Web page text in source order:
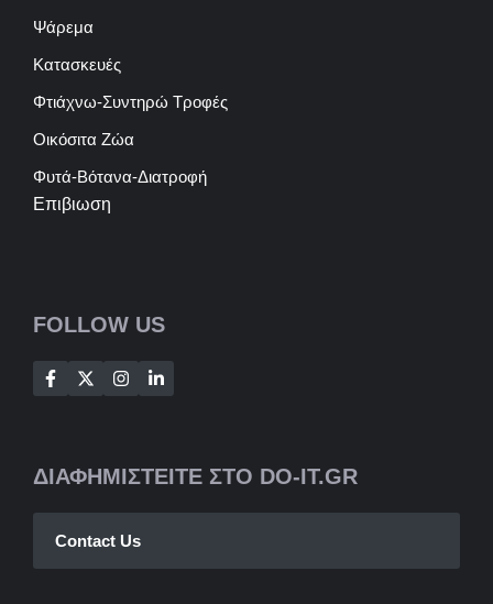
Ψάρεμα
Κατασκευές
Φτιάχνω-Συντηρώ Τροφές
Οικόσιτα Ζώα
Φυτά-Βότανα-Διατροφή
Επιβιωση
FOLLOW US
ΔΙΑΦΗΜΙΣΤΕΙΤΕ ΣΤΟ DO-IT.GR
Contact Us